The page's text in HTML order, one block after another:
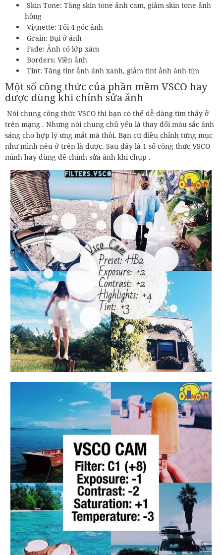
Skin Tone: Tăng skin tone ảnh cam, giảm skin tone ảnh
hồng
Vignette: Tối 4 góc ảnh
Grain: Bụi ở ảnh
Fade: Ảnh có lớp xám
Borders: Viền ảnh
Tint: Tăng tint ảnh ánh xanh, giảm tint ảnh ánh tím
Một số công thức của phần mềm VSCO hay
được dùng khi chỉnh sửa ảnh
Nói chung công thức VSCO thì bạn có thể dễ dàng tìm thấy ở
trên mạng . Nhưng nói chung chủ yếu là thay đổi máu sắc ánh
sáng cho hợp lý ưng mắt mà thôi. Bạn cứ điều chỉnh từng mục
như mình nêu ở trên là được. Sau đây là 1 số công thức VSCO
mình hay dùng để chỉnh sửa ảnh khi chụp .